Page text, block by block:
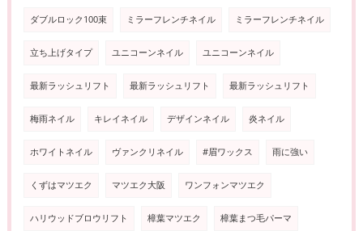
ダブルロック100束 ミラーフレンチネイル ミラーフレンチネイル
立ち上げタイプ ユニコーンネイル ユニコーンネイル
最新ラッシュリフト 最新ラッシュリフト 最新ラッシュリフト
梅雨ネイル キレイネイル デザインネイル 炎ネイル
ホワイトネイル ヴァンクリネイル #眉ワックス 雨に強い
くずはマツエク マツエク大阪 ワンフォンマツエク
ハリウッドブロウリフト 樟葉マツエク 樟葉まつ毛パーマ